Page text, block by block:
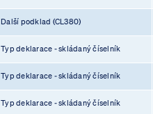
Další podklad (CL380)
Typ deklarace - skládaný číselník
Typ deklarace - skládaný číselník
Typ deklarace - skládaný číselník